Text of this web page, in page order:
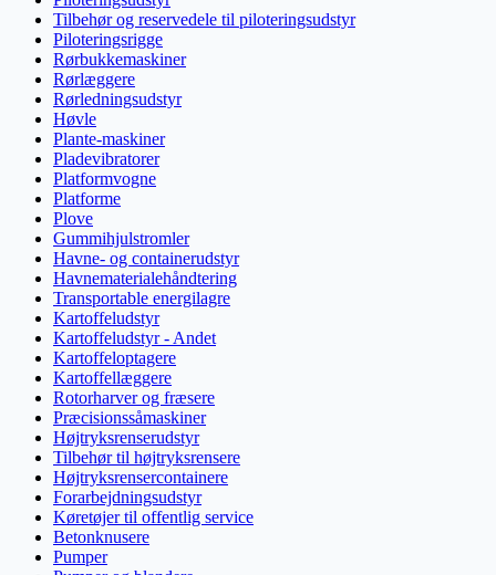
Tilbehør og reservedele til piloteringsudstyr
Piloteringsrigge
Rørbukkemaskiner
Rørlæggere
Rørledningsudstyr
Høvle
Plante-maskiner
Pladevibratorer
Platformvogne
Platforme
Plove
Gummihjulstromler
Havne- og containerudstyr
Havnematerialehåndtering
Transportable energilagre
Kartoffeludstyr
Kartoffeludstyr - Andet
Kartoffeloptagere
Kartoffellæggere
Rotorharver og fræsere
Præcisionssåmaskiner
Højtryksrenserudstyr
Tilbehør til højtryksrensere
Højtryksrensercontainere
Forarbejdningsudstyr
Køretøjer til offentlig service
Betonknusere
Pumper